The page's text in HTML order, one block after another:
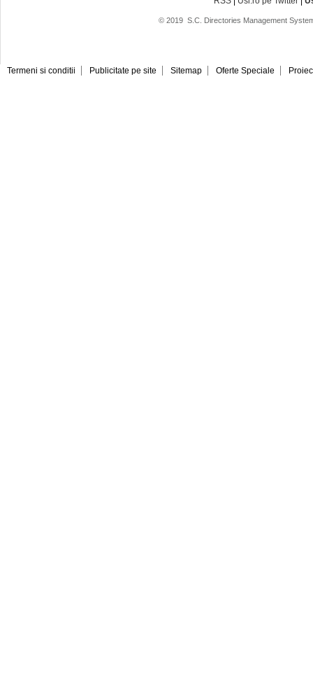
© 2019 S.C. Directories Management
Termeni si conditii Publicitate pe site Sitemap Oferte Speciale